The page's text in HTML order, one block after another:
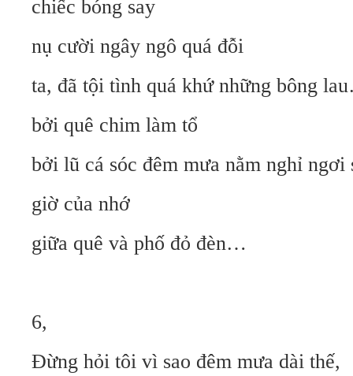
chiếc bóng say
nụ cười ngây ngô quá đỗi
ta, đã tội tình quá khứ những bông
bởi quê chim làm tổ
bởi lũ cá sóc đêm mưa nằm nghỉ ngơi
giờ của nhớ
giữa quê và phố đỏ đèn…
6,
Đừng hỏi tôi vì sao đêm mưa dài thế,